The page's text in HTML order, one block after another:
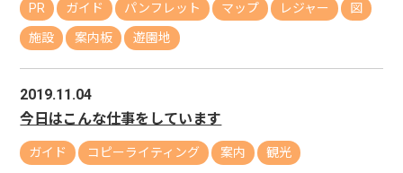
PR ガイド パンフレット マップ レジャー 図
施設 案内板 遊園地
2019.11.04
今日はこんな仕事をしています
ガイド コピーライティング 案内 観光